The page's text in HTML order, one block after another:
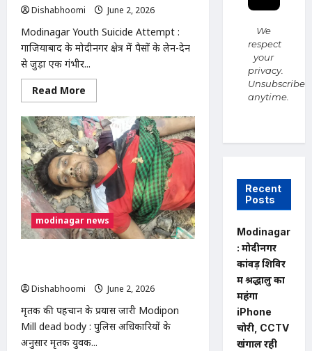
मौत,
पिता
ने
लगाया
हत्या
का
आरोप
Dishabhoomi
June 2, 2026
Modinagar Youth Suicide Attempt :
गाजियाबाद के मोदीनगर क्षेत्र में पैसों के लेन-देन
से जुड़ा एक गंभीर...
Read More
more
Modinagar
Youth
Suicide
Attempt
:
दोस्ती
में
मिला
धोखा!
15
लाख
रुपए
के
खाया
जहर,
ICU
में
जिंदगी
और
मौत
modinagar news
Dishabhoomi
June 2, 2026
मृतक की पहचान के प्रयास जारी Modipon
Mill dead body : पुलिस अधिकारियों के
अनुसार मृतक युवक...
We
respect
your
privacy.
Unsubscribe
anytime.
Recent
Posts
Modinagar
: मोदीनगर
कांवड़ शिविर
में श्रद्धालु का
महंगा
iPhone
चोरी, CCTV
खंगाल रही